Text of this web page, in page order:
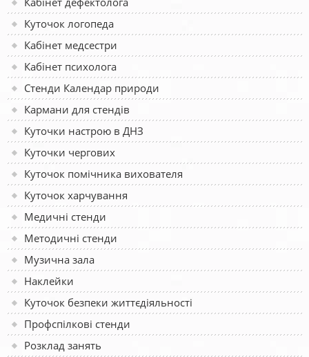
Куточок логопеда
Кабінет медсестри
Кабінет психолога
Стенди Календар природи
Кармани для стендів
Куточки настрою в ДНЗ
Куточки чергових
Куточок помічника вихователя
Куточок харчування
Медичні стенди
Методичні стенди
Музична зала
Наклейки
Куточок безпеки життєдіяльності
Профспілкові стенди
Розклад занять